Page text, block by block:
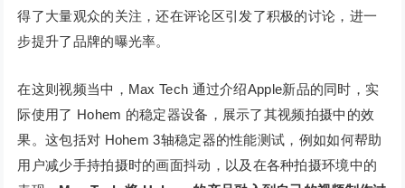
得了大量观众的关注，还在评论区引发了积极的讨论，进一
步提升了品牌的曝光率。
在这则视频当中，Max Tech 通过介绍Apple新品的同时，实
际使用了 Hohem 的稳定器设备，展示了其视频拍摄中的效
果。这包括对 Hohem 3轴稳定器的性能测试，例如如何帮助
用户减少手持拍摄时的画面抖动，以及在各种拍摄环境中的